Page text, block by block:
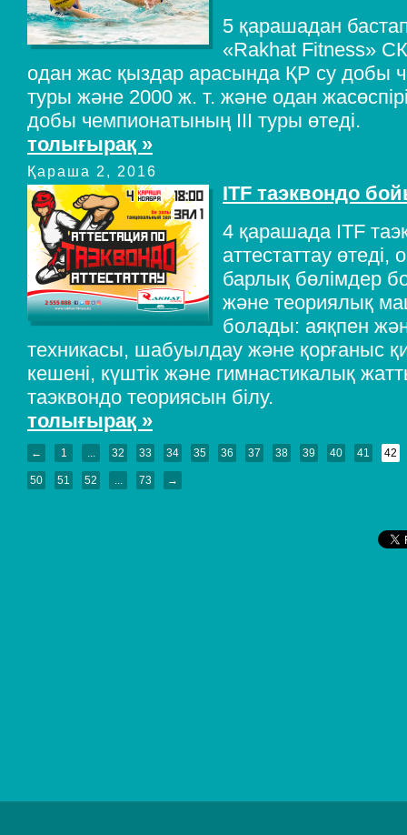
5 қарашадан
«Rakhat Fitness»
одан жас қыздар арасында ҚР су добы
туры және 2000 ж. т. және одан
добы чемпионатының III туры өтеді.
толығырақ »
Қараша 2, 2016
ITF таэквондо
4 қарашада ITF
аттестаттау
барлық бөлімдер
және теориялық
болады: аяқпен
техникасы, шабуылдау және қорғаныс
кешені, күштік және гимнастикалық
таэквондо теориясын білу.
толығырақ »
← 1 ... 32 33 34 35 36 37 38 39 40 41 42
50 51 52 ... 73 →